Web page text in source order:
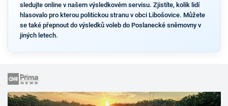
sledujte online v našem výsledkovém servisu. Zjistíte, kolik lidí
hlasovalo pro kterou politickou stranu v obci Libošovice. Můžete
se také přepnout do výsledků voleb do Poslanecké sněmovny v
jiných letech.